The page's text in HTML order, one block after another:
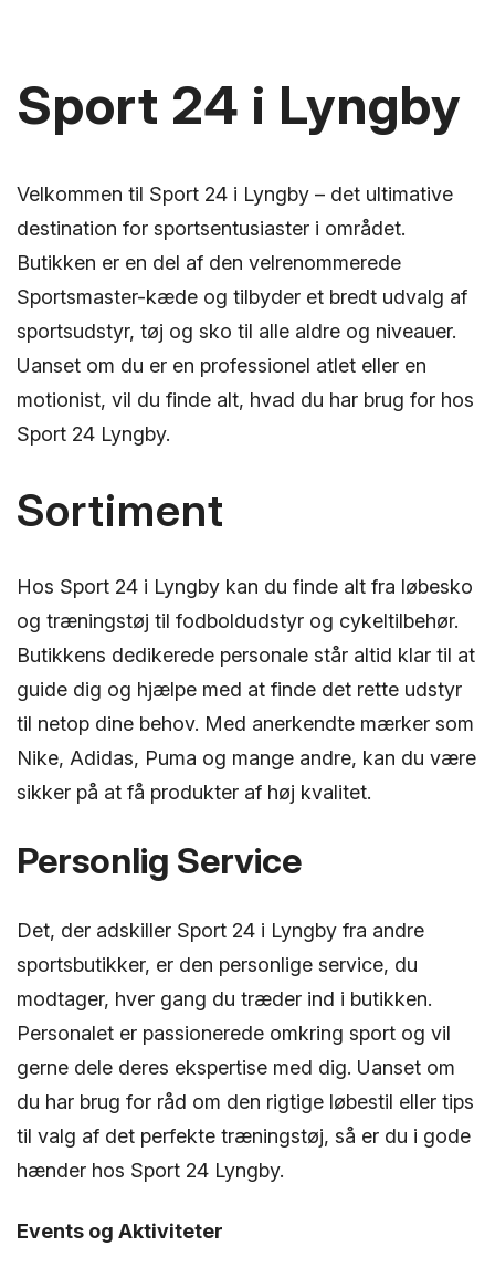
Sport 24 i Lyngby
Velkommen til Sport 24 i Lyngby – det ultimative
destination for sportsentusiaster i området.
Butikken er en del af den velrenommerede
Sportsmaster-kæde og tilbyder et bredt udvalg af
sportsudstyr, tøj og sko til alle aldre og niveauer.
Uanset om du er en professionel atlet eller en
motionist, vil du finde alt, hvad du har brug for hos
Sport 24 Lyngby.
Sortiment
Hos Sport 24 i Lyngby kan du finde alt fra løbesko
og træningstøj til fodboldudstyr og cykeltilbehør.
Butikkens dedikerede personale står altid klar til at
guide dig og hjælpe med at finde det rette udstyr
til netop dine behov. Med anerkendte mærker som
Nike, Adidas, Puma og mange andre, kan du være
sikker på at få produkter af høj kvalitet.
Personlig Service
Det, der adskiller Sport 24 i Lyngby fra andre
sportsbutikker, er den personlige service, du
modtager, hver gang du træder ind i butikken.
Personalet er passionerede omkring sport og vil
gerne dele deres ekspertise med dig. Uanset om
du har brug for råd om den rigtige løbestil eller tips
til valg af det perfekte træningstøj, så er du i gode
hænder hos Sport 24 Lyngby.
Events og Aktiviteter